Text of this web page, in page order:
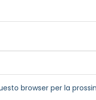
browser per la